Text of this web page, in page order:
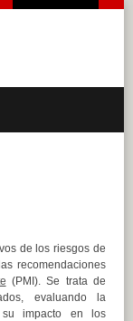
de los riesgos de
recomendaciones
(PMI). Se trata de
evaluando la
impacto en los